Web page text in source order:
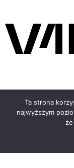
Ta strona
najwyższym